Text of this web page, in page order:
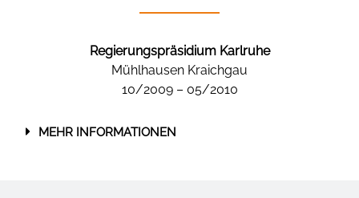
Regierungspräsidium Karlruhe
Mühlhausen Kraichgau
10/2009 – 05/2010
MEHR INFORMATIONEN